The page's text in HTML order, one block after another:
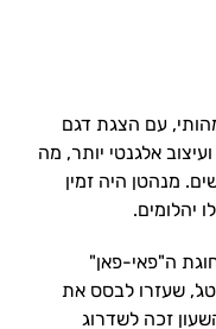
מהותי, עם הצגת דגם
אלגנטי יותר, מה
מנהטן היה זמין
יהלומים.
חוגת ה"פאי-פאן"
שעזרו לבסס את
זכה לשדרוג